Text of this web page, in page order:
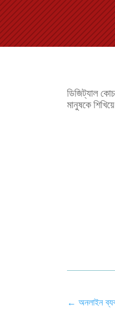
ডিজিট্যাল
মানুষকে
←অনলাইন